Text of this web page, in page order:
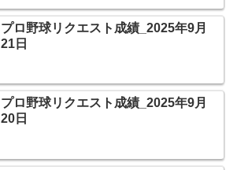
プロ野球リクエスト成績_2025年9月
21日
プロ野球リクエスト成績_2025年9月
20日